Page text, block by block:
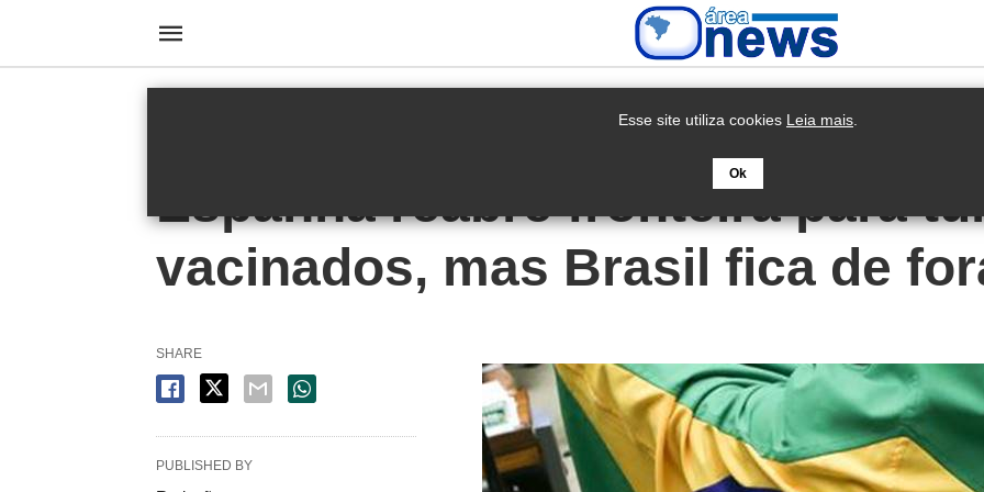
Espanha reabre fronteira para
vacinados, mas Brasil fica de
SHARE
PUBLISHED BY
Esse site utiliza cookies Leia mais
Ok